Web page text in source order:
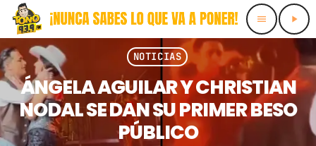
menu
play_arrow
close
INICIO
HORARIOS
NOTICIAS
ÁNGELA AGUILAR Y CHRISTIAN
NODAL SE DAN SU PRIMER BESO
PÚBLICO